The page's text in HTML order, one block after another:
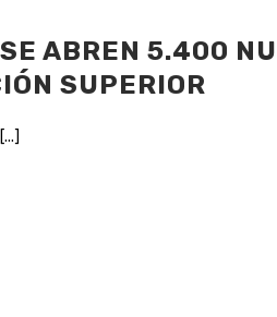
ABREN 5.400
SUPERIOR